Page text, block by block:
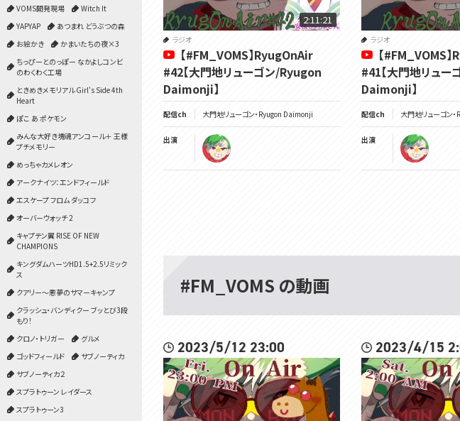
VOMS開発現場
Witch It
YAPYAP
あつまれ どうぶつの森
お絵かき
かまいたちの夜×3
ちっぴーとのっぽー なかよしコンビ
のわくわく工場
ときめきメモリアル Girl's Side 4th
Heart
ぽこ あ ポケモン
みんな大好き塊魂アンコール＋ 王様
プチメモリー
めっちゃカメレオン
アークナイツ：エンドフィールド
エスケープ フロム ダッコフ
オーバーウォッチ 2
キャプテン翼 RISE OF NEW
CHAMPIONS
キングダムハーツHD1.5+2.5リミック
ス
クアリー～悪夢のサマーキャンプ
クラッシュ・バンディクー ブッとび3段
もり！
クロノ・トリガー
グルメ
ゴッドフィールド
サブノーティカ
サブノーティカ２
スプラトゥーン レイダース
スプラトゥーン3
2:11:21
ラジオ
【#FM_VOMS】RyugOnAir
#42【大門地リューゴン/Ryugon
Daimonji】
配信ch 大門地リューゴン・Ryugon Daimonji
出演
ラジオ
【#FM_VOMS
#41【大門地リュ
Daimonji】
配信ch 大門地リューゴン
出演
#FM_VOMS の動画
2023/5/12 23:00 2023/4/15